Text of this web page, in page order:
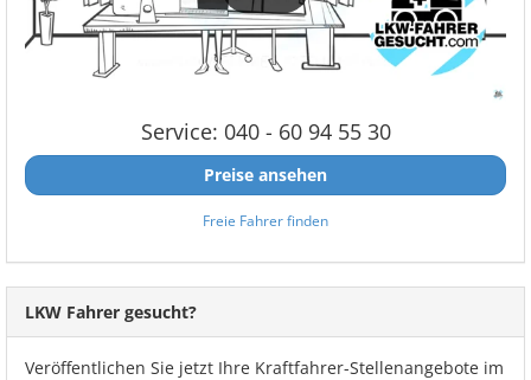
Service: 040 - 60 94 55 30
Preise ansehen
Freie Fahrer finden
LKW Fahrer gesucht?
Veröffentlichen Sie jetzt Ihre Kraftfahrer-Stellenangebote im